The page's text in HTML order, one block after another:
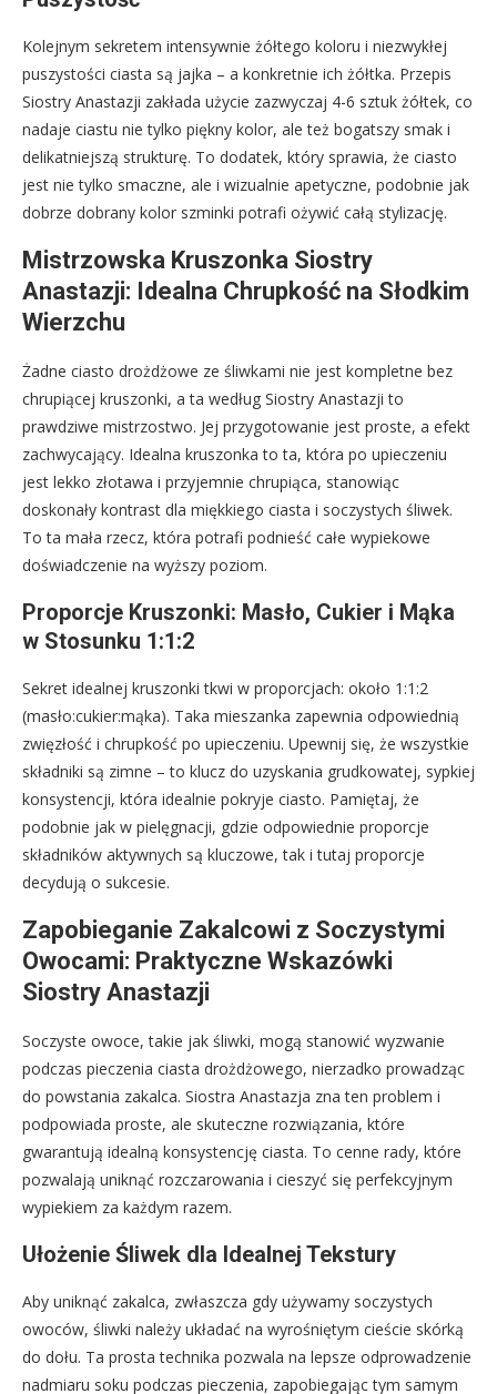
Kolejnym sekretem intensywnie żółtego koloru i niezwykłej
puszystości ciasta są jajka – a konkretnie ich żółtka. Przepis
Siostry Anastazji zakłada użycie zazwyczaj 4-6 sztuk żółtek, co
nadaje ciastu nie tylko piękny kolor, ale też bogatszy smak i
delikatniejszą strukturę. To dodatek, który sprawia, że ciasto
jest nie tylko smaczne, ale i wizualnie apetyczne, podobnie jak
dobrze dobrany kolor szminki potrafi ożywić całą stylizację.
Mistrzowska Kruszonka Siostry
Anastazji: Idealna Chrupkość na Słodkim
Wierzchu
Żadne ciasto drożdżowe ze śliwkami nie jest kompletne bez
chrupiącej kruszonki, a ta według Siostry Anastazji to
prawdziwe mistrzostwo. Jej przygotowanie jest proste, a efekt
zachwycający. Idealna kruszonka to ta, która po upieczeniu
jest lekko złotawa i przyjemnie chrupiąca, stanowiąc
doskonały kontrast dla miękkiego ciasta i soczystych śliwek.
To ta mała rzecz, która potrafi podnieść całe wypiekowe
doświadczenie na wyższy poziom.
Proporcje Kruszonki: Masło, Cukier i Mąka
w Stosunku 1:1:2
Sekret idealnej kruszonki tkwi w proporcjach: około 1:1:2
(masło:cukier:mąka). Taka mieszanka zapewnia odpowiednią
zwięzłość i chrupkość po upieczeniu. Upewnij się, że wszystkie
składniki są zimne – to klucz do uzyskania grudkowatej, sypkiej
konsystencji, która idealnie pokryje ciasto. Pamiętaj, że
podobnie jak w pielęgnacji, gdzie odpowiednie proporcje
składników aktywnych są kluczowe, tak i tutaj proporcje
decydują o sukcesie.
Zapobieganie Zakalcowi z Soczystymi
Owocami: Praktyczne Wskazówki
Siostry Anastazji
Soczyste owoce, takie jak śliwki, mogą stanowić wyzwanie
podczas pieczenia ciasta drożdżowego, nierzadko prowadząc
do powstania zakalca. Siostra Anastazja zna ten problem i
podpowiada proste, ale skuteczne rozwiązania, które
gwarantują idealną konsystencję ciasta. To cenne rady, które
pozwalają uniknąć rozczarowania i cieszyć się perfekcyjnym
wypiekiem za każdym razem.
Ułożenie Śliwek dla Idealnej Tekstury
Aby uniknąć zakalca, zwłaszcza gdy używamy soczystych
owoców, śliwki należy układać na wyrośniętym cieście skórką
do dołu. Ta prosta technika pozwala na lepsze odprowadzenie
nadmiaru soku podczas pieczenia, zapobiegając tym samym